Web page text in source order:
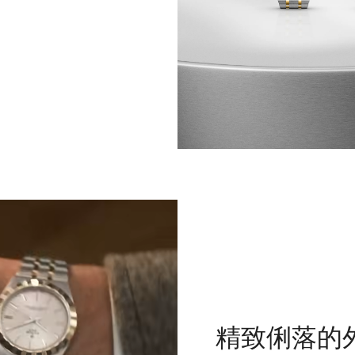
精致俐落的